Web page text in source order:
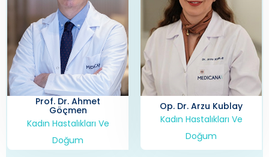
Op. Dr. Arzu Kublay
Kadın Hastalıkları Ve
Doğum
Doç. Dr. Aşkın Doğan
Kadın Hastalıkları Ve
Doğum